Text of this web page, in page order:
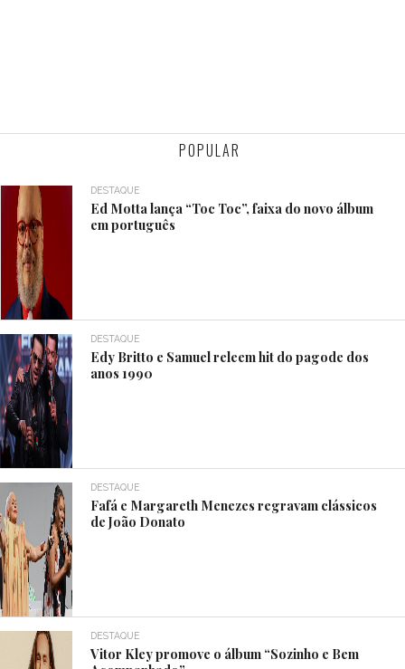
POPULAR
DESTAQUE
Ed Motta lança “Toc Toc”, faixa do novo álbum
em português
DESTAQUE
Edy Britto e Samuel releem hit do pagode dos
anos 1990
DESTAQUE
Fafá e Margareth Menezes regravam clássicos
de João Donato
DESTAQUE
Vitor Kley promove o álbum “Sozinho e Bem